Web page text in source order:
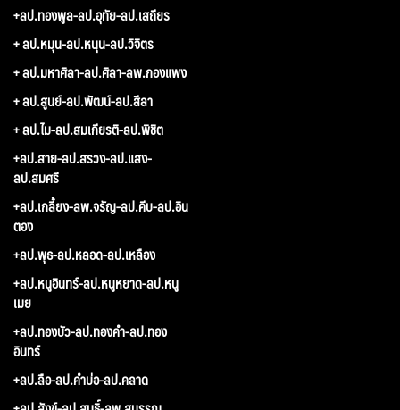
+ลป.ทองพูล-ลป.อุทัย-ลป.เสถียร
+ ลป.หมุน-ลป.หนุน-ลป.วิจิตร
+ ลป.มหาศิลา-ลป.ศิลา-ลพ.กองแพง
+ ลป.สูนย์-ลป.พัฒน์-ลป.สีลา
+ ลป.ไม-ลป.สมเกียรติ-ลป.พิชิต
+ลป.สาย-ลป.สรวง-ลป.แสง-
ลป.สมศรี
+ลป.เกลี้ยง-ลพ.จรัญ-ลป.คีบ-ลป.อิน
ตอง
+ลป.พุธ-ลป.หลอด-ลป.เหลือง
+ลป.หนูอินทร์-ลป.หนูหยาด-ลป.หนู
เมย
+ลป.ทองบัว-ลป.ทองคำ-ลป.ทอง
อินทร์
+ลป.ลือ-ลป.คำบ่อ-ลป.คลาด